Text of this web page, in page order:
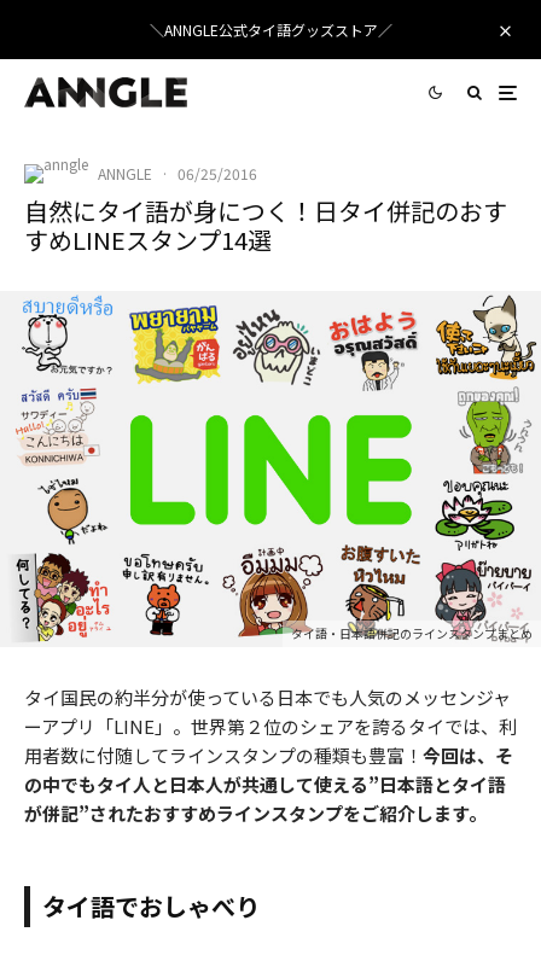
＼ANNGLE公式タイ語グッズストア／
ANNGLE · 06/25/2016
自然にタイ語が身につく！日タイ併記のおす
すめLINEスタンプ14選
タイ語・日本語併記のラインスタンプまとめ
タイ国民の約半分が使っている日本でも人気のメッセンジャ
ーアプリ「LINE」。世界第２位のシェアを誇るタイでは、利
用者数に付随してラインスタンプの種類も豊富！ 今回は、そ
の中でもタイ人と日本人が共通して使える”日本語とタイ語
が併記”されたおすすめラインスタンプをご紹介します。
タイ語でおしゃべり